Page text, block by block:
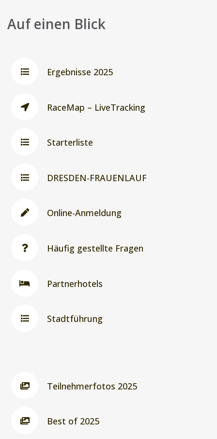
Auf einen Blick
Ergebnisse 2025
RaceMap – LiveTracking
Starterliste
DRESDEN-FRAUENLAUF
Online-Anmeldung
Häufig gestellte Fragen
Partnerhotels
Stadtführung
Teilnehmerfotos 2025
Best of 2025